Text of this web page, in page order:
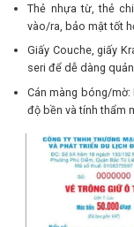
Thẻ nhựa từ, thẻ
vào/ra, bảo mật tốt
Giấy Couche, giấy
seri để dễ dàng
Cán màng bóng/mờ:
độ bền và tính thẩm